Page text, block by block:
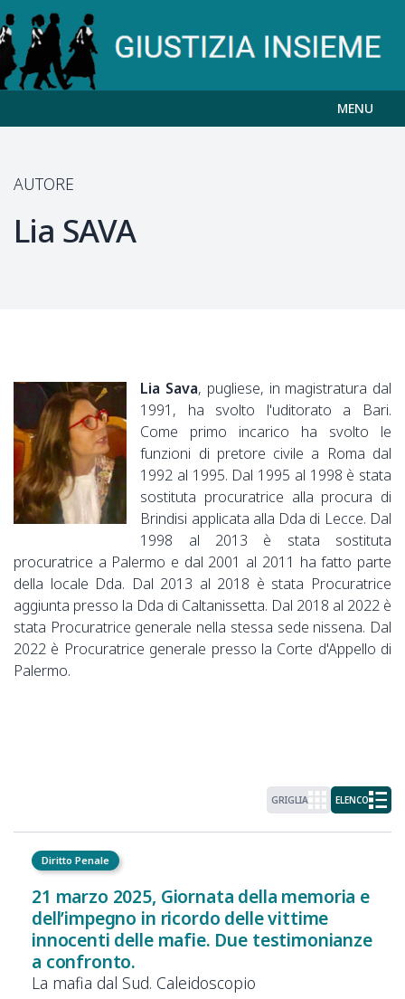
MENU
AUTORE
Lia SAVA
Lia Sava, pugliese, in magistratura dal
1991, ha svolto l'uditorato a Bari.
Come primo incarico ha svolto le
funzioni di pretore civile a Roma dal
1992 al 1995. Dal 1995 al 1998 è stata
sostituta procuratrice alla procura di
Brindisi applicata alla Dda di Lecce. Dal
1998 al 2013 è stata sostituta
procuratrice a Palermo e dal 2001 al 2011 ha fatto parte
della locale Dda. Dal 2013 al 2018 è stata Procuratrice
aggiunta presso la Dda di Caltanissetta. Dal 2018 al 2022 è
stata Procuratrice generale nella stessa sede nissena. Dal
2022 è Procuratrice generale presso la Corte d'Appello di
Palermo.
GRIGLIA ELENCO
Diritto Penale
21 marzo 2025, Giornata della memoria e
dell’impegno in ricordo delle vittime
innocenti delle mafie. Due testimonianze
a confronto.
La mafia dal Sud. Caleidoscopio